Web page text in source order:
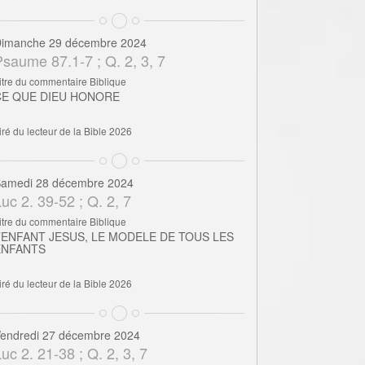
29 décembre 2024
87.1-7 ; Q. 2, 3, 7
du commentaire Biblique
QUE DIEU HONORE
du lecteur de la Bible 2026
28 décembre 2024
2. 39-52 ; Q. 2, 7
du commentaire Biblique
JESUS, LE MODELE DE TOUS LES
du lecteur de la Bible 2026
27 décembre 2024
2. 21-38 ; Q. 2, 3, 7